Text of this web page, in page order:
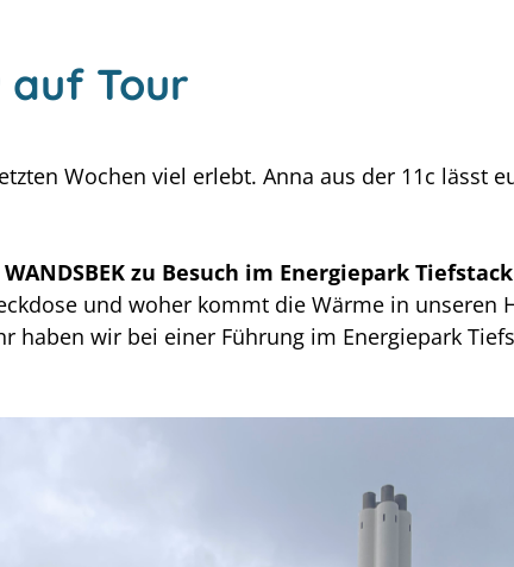
Tour
Wochen viel erlebt. Anna aus der 11c lässt
zu Besuch im Energiepark Tiefstack
und woher kommt die Wärme in unseren
haben wir bei einer Führung im Energiepark